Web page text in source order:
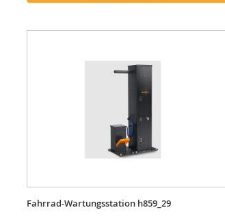
Fahrrad-Wartungsstation h859_29